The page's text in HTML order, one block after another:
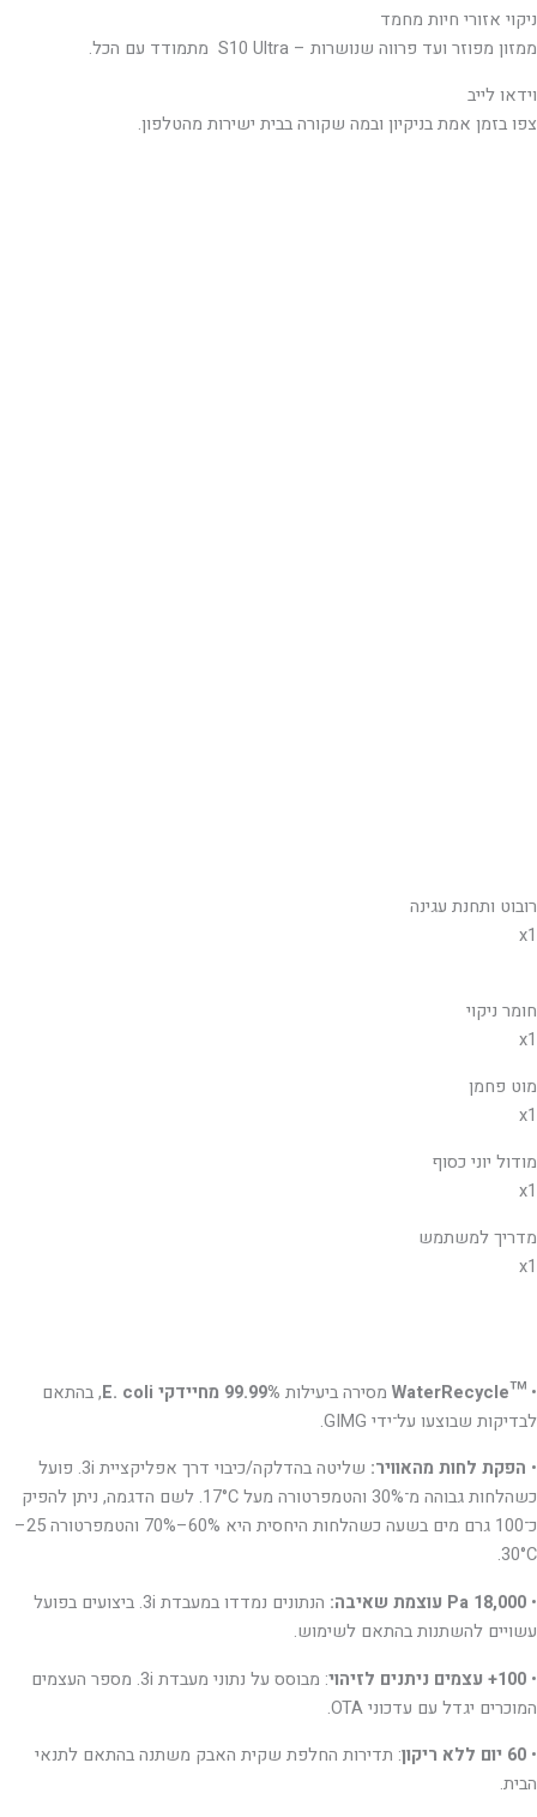
ניקוי אזורי חיות מחמד
ממזון מפוזר ועד פרווה שנושרות – ‏S10 Ultra מתמודד עם הכל.
וידאו לייב
צפו בזמן אמת בניקיון ובמה שקורה בבית ישירות מהטלפון.
רובוט ותחנת עגינה
x1
חומר ניקוי
x1
מוט פחמן
x1
מודול יוני כסוף
x1
מדריך למשתמש
x1
•
™
WaterRecycle מסירה ביעילות 99.99% מחיידקי E. coli
, בהתאם
לבדיקות שבוצעו על־ידי GIMG.
• הפקת לחות מהאוויר:
שליטה בהדלקה/כיבוי דרך אפליקציית 3i. פועל
כשהלחות גבוהה מ־30% והטמפרטורה מעל 17°C. לשם הדגמה, ניתן להפיק
כ־100 גרם מים בשעה כשהלחות היחסית היא 60%–70% והטמפרטורה 25–
30°C.
• 18,000 Pa עוצמת שאיבה:
הנתונים נמדדו במעבדת 3i. ביצועים בפועל
עשויים להשתנות בהתאם לשימוש.
• 100+ עצמים ניתנים לזיהוי
: מבוסס על נתוני מעבדת 3i. מספר העצמים
המוכרים יגדל עם עדכוני OTA.
• 60 יום ללא ריקון
: תדירות החלפת שקית האבק משתנה בהתאם לתנאי
הבית.